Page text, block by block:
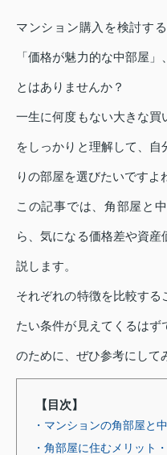
マンション購入を検討す
「価格が魅力的な中部屋
とはありませんか？
一生に何度もない大きな
をしっかりと理解して、
りの部屋を選びたいですよ
この記事では、角部屋と
ら、気になる価格差や資
説します。
それぞれの特徴を比較する
たい条件が見えてくるは
のために、ぜひ参考にして
【目次】
・マンションの角部屋と
・角部屋に住むメリット